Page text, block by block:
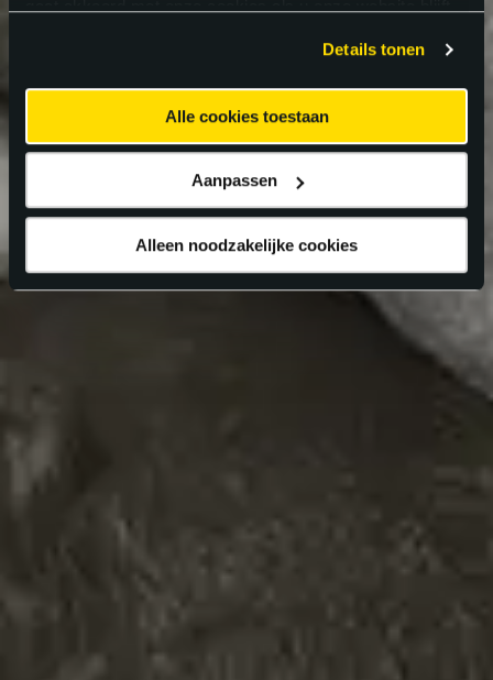
Details tonen
Alle cookies toestaan
Aanpassen
Alleen noodzakelijke cookies